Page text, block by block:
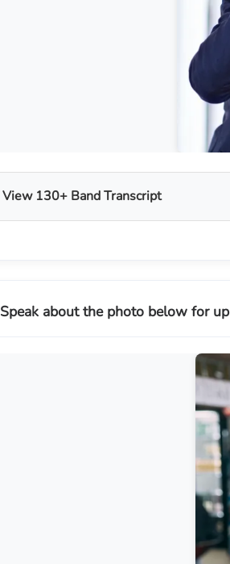
View 130+ Band Transcript
Speak about the photo below for